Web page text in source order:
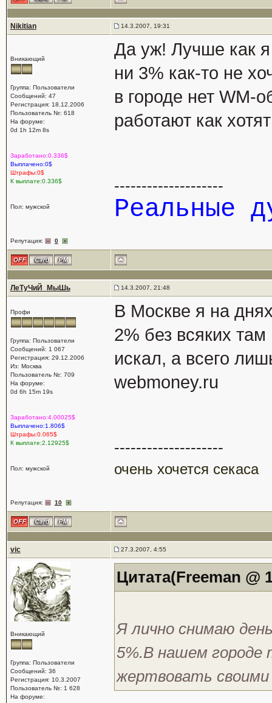
Nikitian 14.3.2007, 19:31
Вникающий
Группа: Пользователи
Сообщений: 47
Регистрация: 18.12.2006
Пользователь №: 618
На форуме:
0d 1h 12m 8s
Заработано:0.336$
Выплачено:0$
Штрафы:0$
К выплате:0.336$
Пол: мужской
Репутация: 0
Да уж! Лучше как я
ни 3% как-то не
в городе нет WM-
работают как
--------------------
Реальные
ЛеТуЧиЙ_МыШь 14.3.2007, 21:48
Профи
Группа: Пользователи
Сообщений: 1 067
Регистрация: 29.12.2006
Из: Москва
Пользователь №: 709
На форуме:
0d 6h 15m 19s
Заработано:4.00025$
Выплачено:1.806$
Штрафы:0.065$
К выплате:2.12925$
Пол: мужской
Репутация: 10
В Москве я на
2% без всяких
искал, а всего
webmoney.ru
--------------------
очень хочется секаса
vic 27.3.2007, 4:55
Вникающий
Группа: Пользователи
Сообщений: 36
Регистрация: 10.3.2007
Пользователь №: 1 628
На форуме:
Цитата(Freeman @
Я лично снимаю
5%.В нашем городе
жертвовать своими